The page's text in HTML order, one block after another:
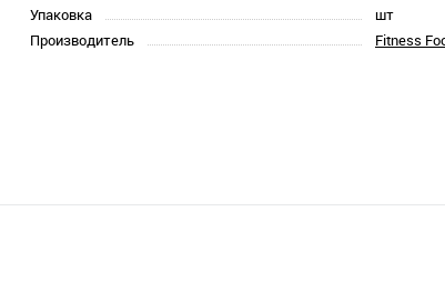
Упаковка
шт
Производитель
Fitness